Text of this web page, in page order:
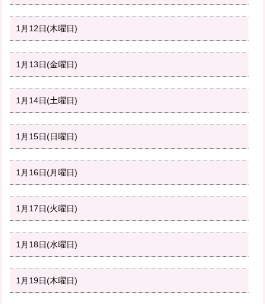
1月12日(木曜日)
1月13日(金曜日)
1月14日(土曜日)
1月15日(日曜日)
1月16日(月曜日)
1月17日(火曜日)
1月18日(水曜日)
1月19日(木曜日)